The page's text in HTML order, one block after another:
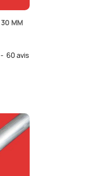
MM
- 60 avis